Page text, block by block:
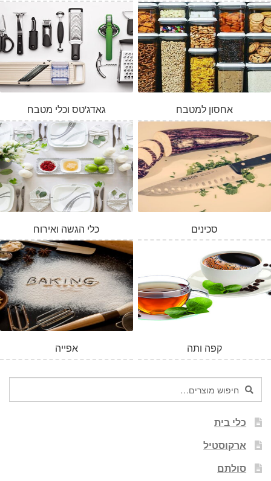
גאדג'טס וכלי מטבח אחסון למטבח
כלי הגשה ואירוח סכינים
אפייה קפה ותה
חיפוש
עבור:
חיפוש
כלי בית
ארקוסטיל
סולתם